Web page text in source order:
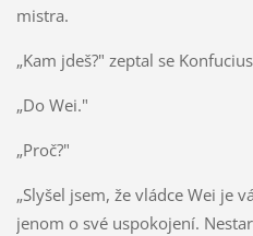
mistra.
„Kam jdeš?" zeptal se
„Do Wei."
„Proč?"
„Slyšel jsem, že vládce Wei je
jenom o své uspokojení.